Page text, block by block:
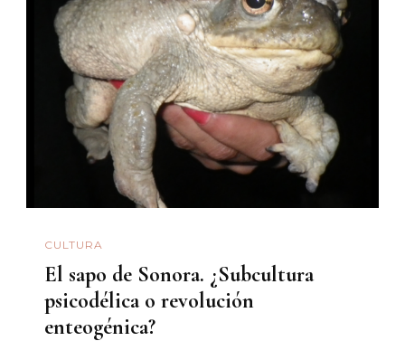
CULTURA
El sapo de Sonora. ¿Subcultura
psicodélica o revolución
enteogénica?